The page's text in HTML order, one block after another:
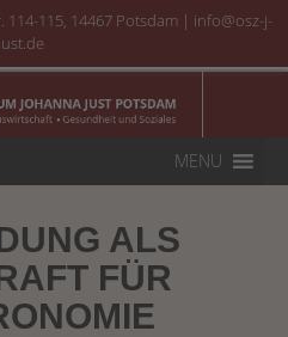
114-115, 14467 Potsdam | info@osz-j-
just.de
MENU
ALS
FÜR